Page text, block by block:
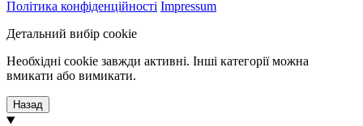
Політика конфіденційності Impressum
Детальний вибір cookie
Необхідні cookie завжди активні. Інші категорії можна
вмикати або вимикати.
Назад